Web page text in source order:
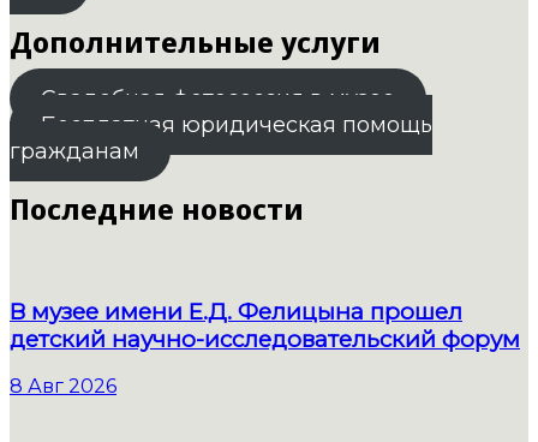
Дополнительные услуги
Свадебная фотосессия в музее
Бесплатная юридическая помощь
гражданам
Последние новости
В музее имени Е.Д. Фелицына прошел
детский научно-исследовательский форум
8 Авг 2026